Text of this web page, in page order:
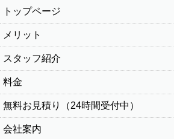
トップページ
メリット
スタッフ紹介
料金
無料お見積り（24時間受付中）
会社案内